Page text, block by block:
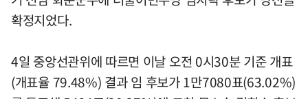
확정지었다.
4일 중앙선관위에 따르면 이날 오전 0시30분 기준 개표
(개표율 79.48%) 결과 임 후보가 1만7080표(63.02%)